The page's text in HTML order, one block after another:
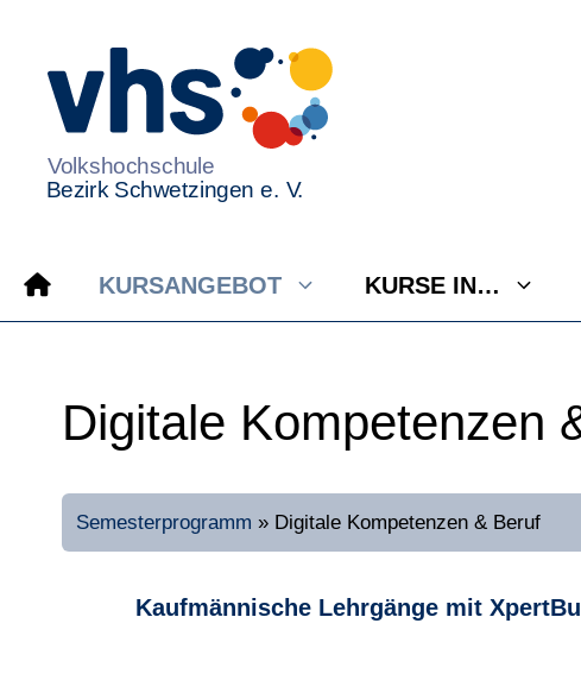
springen
KURSANGEBOT KURSE IN…
Digitale Kompetenzen
Semesterprogramm » Digitale Kompetenzen & Beruf
Kaufmännische Lehrgänge mit